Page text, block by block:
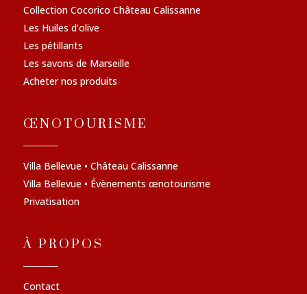
Collection Cocorico Château Calissanne
Les Huiles d’olive
Les pétillants
Les savons de Marseille
Acheter nos produits
ŒNOTOURISME
Villa Bellevue • Château Calissanne
Villa Bellevue • Évènements œnotourisme
Privatisation
À PROPOS
Contact